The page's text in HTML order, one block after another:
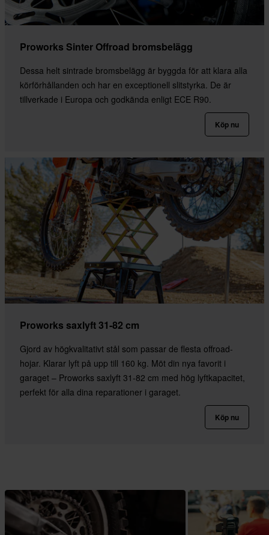
Proworks Sinter Offroad bromsbelägg
Dessa helt sintrade bromsbelägg är byggda för att klara alla
körförhållanden och har en exceptionell slitstyrka. De är
tillverkade i Europa och godkända enligt ECE R90.
Köp nu
Proworks saxlyft 31-82 cm
Gjord av högkvalitativt stål som passar de flesta offroad-
hojar. Klarar lyft på upp till 160 kg. Möt din nya favorit i
garaget – Proworks saxlyft 31-82 cm med hög lyftkapacitet,
perfekt för alla dina reparationer i garaget.
Köp nu